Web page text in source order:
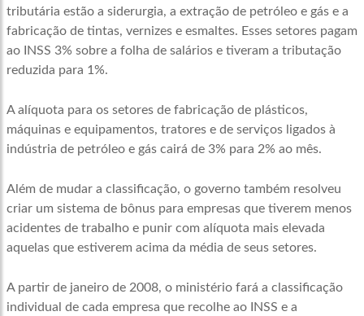
tributária estão a siderurgia, a extração de petróleo e gás e a
fabricação de tintas, vernizes e esmaltes. Esses setores pagam
ao INSS 3% sobre a folha de salários e tiveram a tributação
reduzida para 1%.
A alíquota para os setores de fabricação de plásticos,
máquinas e equipamentos, tratores e de serviços ligados à
indústria de petróleo e gás cairá de 3% para 2% ao mês.
Além de mudar a classificação, o governo também resolveu
criar um sistema de bônus para empresas que tiverem menos
acidentes de trabalho e punir com alíquota mais elevada
aquelas que estiverem acima da média de seus setores.
A partir de janeiro de 2008, o ministério fará a classificação
individual de cada empresa que recolhe ao INSS e a